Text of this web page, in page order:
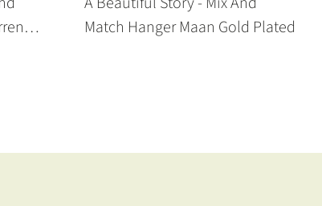
Match Hanger Maan Gold Plated